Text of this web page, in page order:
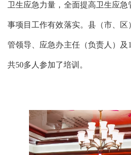
卫生应急力量，全面提高卫生应
事项目工作有效落实。县（市、
管领导、应急办主任（负责人）及
共50多人参加了培训。